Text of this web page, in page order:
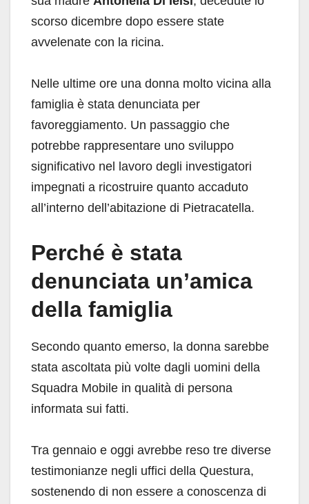
scorso dicembre dopo essere state
avvelenate con la ricina.
Nelle ultime ore una donna molto vicina alla
famiglia è stata denunciata per
favoreggiamento. Un passaggio che
potrebbe rappresentare uno sviluppo
significativo nel lavoro degli investigatori
impegnati a ricostruire quanto accaduto
all’interno dell’abitazione di Pietracatella.
Perché è stata
denunciata un’amica
della famiglia
Secondo quanto emerso, la donna sarebbe
stata ascoltata più volte dagli uomini della
Squadra Mobile in qualità di persona
informata sui fatti.
Tra gennaio e oggi avrebbe reso tre diverse
testimonianze negli uffici della Questura,
sostenendo di non essere a conoscenza di